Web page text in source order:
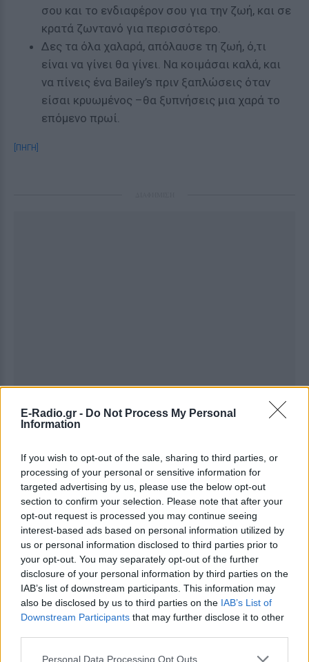
E-Radio.gr - Do Not Process My Personal
Information
If you wish to opt-out of the sale, sharing to third parties, or
processing of your personal or sensitive information for
targeted advertising by us, please use the below opt-out
section to confirm your selection. Please note that after your
opt-out request is processed you may continue seeing
interest-based ads based on personal information utilized by
us or personal information disclosed to third parties prior to
your opt-out. You may separately opt-out of the further
disclosure of your personal information by third parties on the
IAB’s list of downstream participants. This information may
also be disclosed by us to third parties on the IAB’s List of
Downstream Participants that may further disclose it to other
Personal Data Processing Opt Outs
σου και το ενδιαφέρον σου για την ζωή, και σε
κρατά ζωντανό για περισσότερο.
Δες τα όλα χαλαρά, απόλαυσε τη ζωή, ό,τι
είναι να γίνει θα γίνει. Να κοιμάσαι καλά, και
να πίνεις ένα Bailey’s πριν ξαπλώσεις όταν
είσαι κρυωμένος –θα ξυπνήσεις μια χαρά το
επόμενο πρωί.
[ΠΗΓΗ]
Ακολουθήστε το E-Radio.gr στο
Google News
και μάθετε πρώτοιτα πιο hot νέα.
Εσύ μπήκες στο E-Daily.gr; Τα νέα της ημέρας
και ότι σου κάνει κλικ!
Ακολουθήστε το E-Radio.gr και στο Instagram